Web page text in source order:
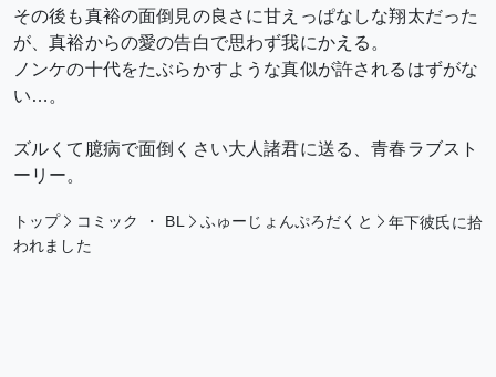
その後も真裕の面倒見の良さに甘えっぱなしな翔太だった
が、真裕からの愛の告白で思わず我にかえる。
ノンケの十代をたぶらかすような真似が許されるはずがな
い…。
ズルくて臆病で面倒くさい大人諸君に送る、青春ラブスト
ーリー。
トップ コミック ・ BL ふゅーじょんぷろだくと
年下彼氏に拾
われました